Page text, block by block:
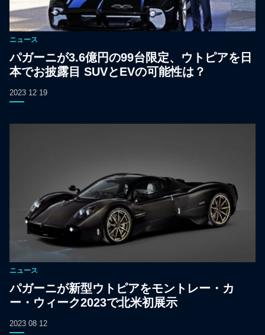
ニュース
パガーニが3.6億円の99台限定、ウトピアを日
本でお披露目 SUVとEVの可能性は？
2023 12 19
ニュース
パガーニが新型ウトピアをモントレー・カ
ー・ウィーク2023で北米初展示
2023 08 12